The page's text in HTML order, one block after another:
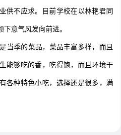
供不应求。目前学校在以林艳君同
意气风发向前进。
季的菜品，菜品丰富多样，而且
能够吃的香，吃得饱，而且环境干
各种特色小吃，选择还是很多，满